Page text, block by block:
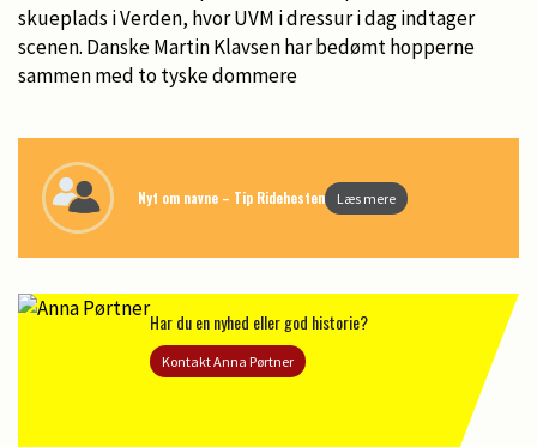
skueplads i Verden, hvor UVM i dressur i dag indtager
scenen. Danske Martin Klavsen har bedømt hopperne
sammen med to tyske dommere
Nyt om navne – Tip Ridehesten Læs mere
Har du en nyhed eller god historie?
Kontakt Anna Pørtner